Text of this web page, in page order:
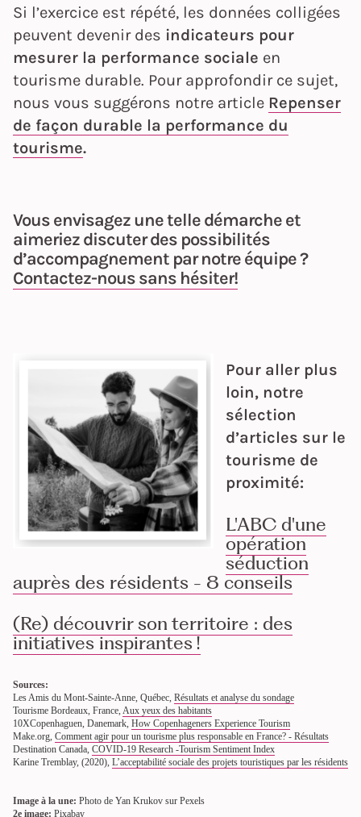
Si l’exercice est répété, les données colligées
peuvent devenir des indicateurs pour
mesurer la performance sociale en
tourisme durable. Pour approfondir ce sujet,
nous vous suggérons notre article Repenser
de façon durable la performance du
tourisme.
Vous envisagez une telle démarche et
aimeriez discuter des possibilités
d’accompagnement par notre équipe ?
Contactez-nous sans hésiter!
Pour aller plus
loin, notre
sélection
d’articles sur le
tourisme de
proximité:
L'ABC d'une
opération
séduction
auprès des résidents - 8 conseils
(Re) découvrir son territoire : des
initiatives inspirantes !
Sources:
Les Amis du Mont-Sainte-Anne, Québec, Résultats et analyse du sondage
Tourisme Bordeaux, France, Aux yeux des habitants
10XCopenhaguen, Danemark, How Copenhageners Experience Tourism
Make.org, Comment agir pour un tourisme plus responsable en France? - Résultats
Destination Canada, COVID-19 Research -Tourism Sentiment Index
Karine Tremblay, (2020), L’acceptabilité sociale des projets touristiques par les résidents
Image à la une: Photo de Yan Krukov sur Pexels
2e image: Pixabay